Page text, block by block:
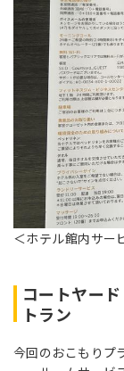
＜ホテル館内サー
コートヤー
トラン
今回のおこもりプ